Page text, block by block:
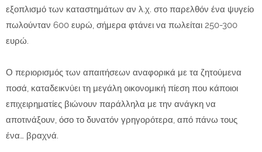
εξοπλισμό των καταστημάτων αν λ.χ. στο παρελθόν ένα ψυγείο
πωλούνταν 600 ευρώ, σήμερα φτάνει να πωλείται 250-300
ευρώ.
Ο περιορισμός των απαιτήσεων αναφορικά με τα ζητούμενα
ποσά, καταδεικνύει τη μεγάλη οικονομική πίεση που κάποιοι
επιχειρηματίες βιώνουν παράλληλα με την ανάγκη να
αποτινάξουν, όσο το δυνατόν γρηγορότερα, από πάνω τους
ένα… βραχνά.